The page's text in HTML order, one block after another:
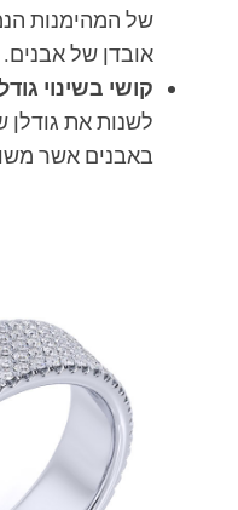
של המהימנות
אובדן של אבנים.
קושי בשינוי
לשנות את גודלן
באבנים אשר